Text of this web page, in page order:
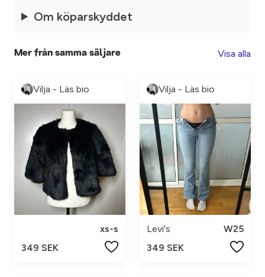
Om köparskyddet
Mer från samma säljare Visa alla
Vilja - Läs bio
xs-s
349 SEK
Vilja - Läs bio
Levi's
W25
349 SEK